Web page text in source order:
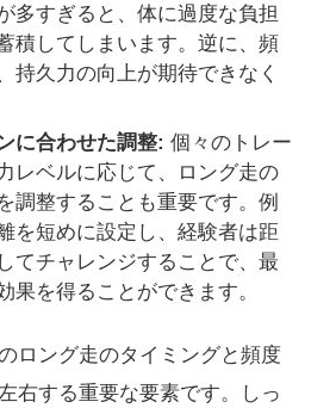
多すぎると、体に過度な負担
積してしまいます。逆に、頻
持久力の向上が期待できなく
に合わせた調整: 個々のトレー
レベルに応じて、ロング走の
調整することも重要です。例
を短めに設定し、経験者は距
てチャレンジすることで、最
果を得ることができます。
ロング走のタイミングと頻度
右する重要な要素です。しっ